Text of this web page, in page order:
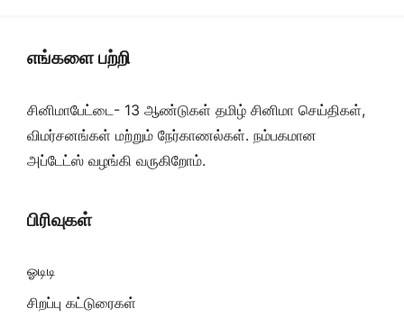
எங்களை பற்றி
சினிமாபேட்டை- 13 ஆண்டுகள் தமிழ் சினிமா செய்திகள்,
விமர்சனங்கள் மற்றும் நேர்காணல்கள். நம்பகமான
அப்டேட்ஸ் வழங்கி வருகிறோம்.
பிரிவுகள்
ஓடிடி
சிறப்பு கட்டுரைகள்